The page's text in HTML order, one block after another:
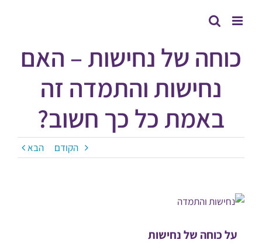
כוחה של נחישות – האם
נחישות והתמדה זה
באמת כל כך חשוב?
הקודם הבא
על כוחה של נחישות